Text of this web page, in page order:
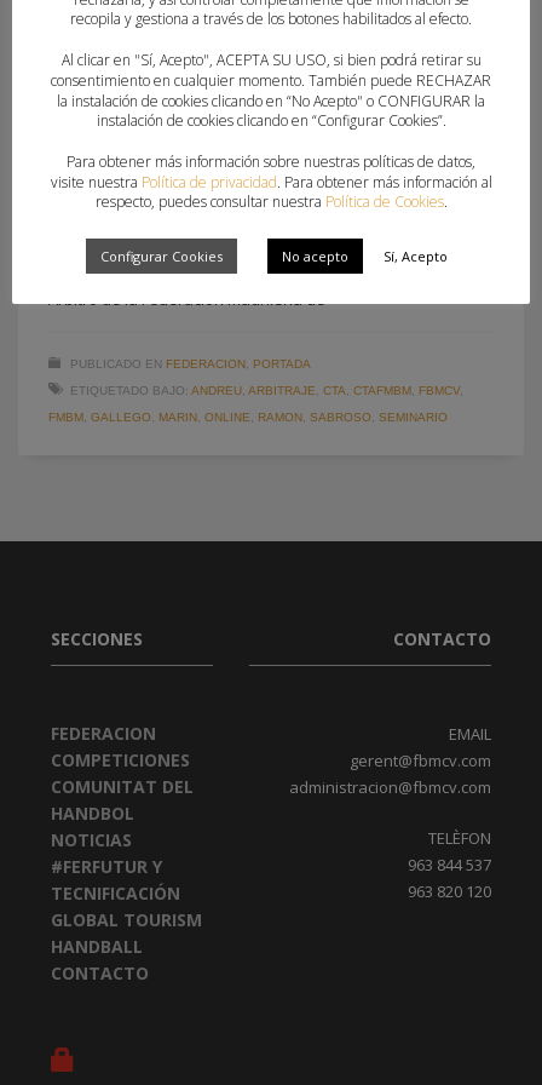
Seminario Online “El Arbitraje no para” con
referentes internacionales
LUNES, 23 MARZO 2020 PORMIGUEL SORIA FABIAN
Ramón Gallego, Ángel Sabroso, Javier Alvárez Mata, Andreu
Marín Lorente y Rafael García Mosquera ofrecerán 5
ponencias. Del 30 de marzo al 3 de abril, todos los días a las
17:30 horas, por el canal de Youtube de la Federación
Valenciana de Balonmano en directo. El Comité Técnico de
Árbitro de la Federación Madrileña de
PUBLICADO EN FEDERACION, PORTADA
ETIQUETADO BAJO: ANDREU, ARBITRAJE, CTA, CTAFMBM, FBMCV,
FMBM, GALLEGO, MARIN, ONLINE, RAMON, SABROSO, SEMINARIO
SECCIONES
FEDERACION
COMPETICIONES
COMUNITAT DEL
HANDBOL
NOTICIAS
#FERFUTUR Y
TECNIFICACIÓN
GLOBAL TOURISM
HANDBALL
CONTACTO
CONTACTO
EMAIL
gerent@fbmcv.com
administracion@fbmcv.com
TELÈFON
963 844 537
963 820 120
recopila y gestiona a través de los botones habilitados al efecto.
Al clicar en "Sí, Acepto", ACEPTA SU USO, si bien podrá retirar su
consentimiento en cualquier momento. También puede RECHAZAR
la instalación de cookies clicando en “No Acepto" o CONFIGURAR la
instalación de cookies clicando en “Configurar Cookies”.
Para obtener más información sobre nuestras políticas de datos,
visite nuestra Política de privacidad. Para obtener más información al
respecto, puedes consultar nuestra Política de Cookies.
Configurar Cookies No acepto Sí, Acepto